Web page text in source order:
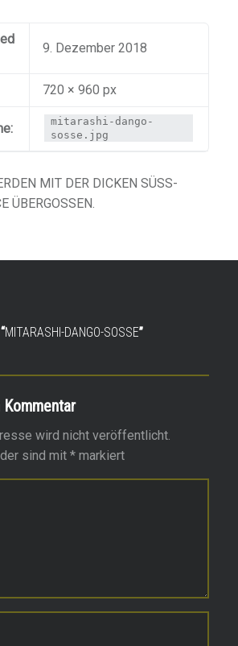
9. Dezember 2018
720 × 960 px
mitarashi-dango-
sosse.jpg
MIT DER DICKEN SÜSS-SA
MITARASHI-DANGO-SOSSE”
wird nicht veröffentlicht.
sind mit *markiert